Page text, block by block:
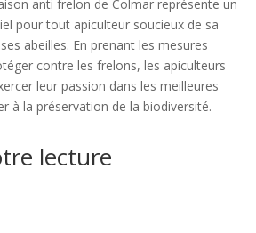
anti frelon de Colmar représente un
pour tout apiculteur soucieux de sa
abeilles. En prenant les mesures
contre les frelons, les apiculteurs
leur passion dans les meilleures
à la préservation de la biodiversité.
lecture